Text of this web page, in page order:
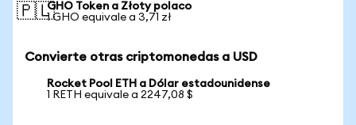
🇵🇱GHO Token a Złoty polaco
1 GHO equivale a 3,71 zł
Convierte otras criptomonedas a USD
Rocket Pool ETH a Dólar estadounidense
1 RETH equivale a 2247,08 $